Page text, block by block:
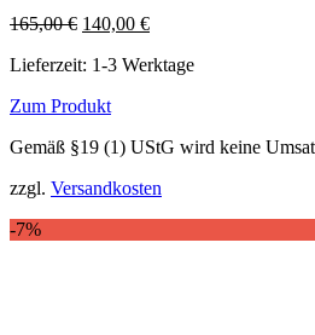
165,00€ Ursprünglicher
war:
140,00 €Aktueller
ist:
Lieferzeit: 1-3 Werktage
Zum Produkt
Produkt
mehrere
auf.
Gemäß §19 (1) UStG wird keine
zzgl. Versandkosten
-7%